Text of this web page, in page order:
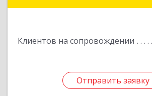
Клиентов на сопровождении
Отправить заявку
Отправить заявку